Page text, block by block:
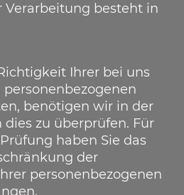
Verarbeitung besteht in
Ihrer bei uns
benötigen wir in der
dies zu überprüfen. Für
haben Sie das
der
personenbezogenen